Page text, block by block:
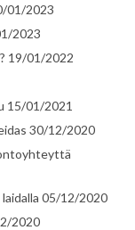
01/2023
2023
19/01/2022
15/01/2021
30/12/2020
05/12/2020
2020